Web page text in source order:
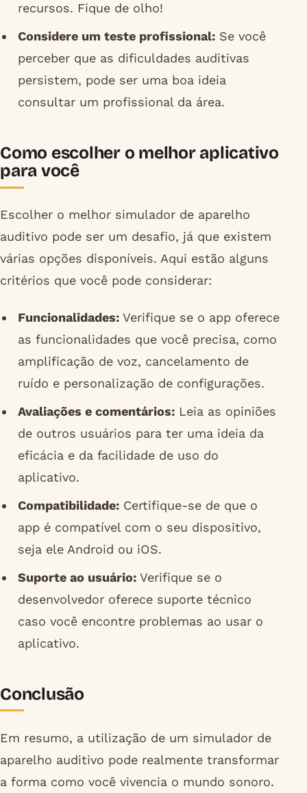
recursos. Fique de olho!
Considere um teste profissional:Se você
perceber que as dificuldades auditivas
persistem, pode ser uma boa ideia
consultar um profissional da área.
Como escolher o melhor aplicativo
para você
Escolher o melhor simulador de aparelho
auditivo pode ser um desafio, já que existem
várias opções disponíveis. Aqui estão alguns
critérios que você pode considerar:
Funcionalidades:Verifique se o app oferece
as funcionalidades que você precisa, como
amplificação de voz, cancelamento de
ruído e personalização de configurações.
Avaliações e comentários:Leia as opiniões
de outros usuários para ter uma ideia da
eficácia e da facilidade de uso do
aplicativo.
Compatibilidade:Certifique-se de que o
app é compatível com o seu dispositivo,
seja ele Android ou iOS.
Suporte ao usuário:Verifique se o
desenvolvedor oferece suporte técnico
caso você encontre problemas ao usar o
aplicativo.
Conclusão
Em resumo, a utilização de um simulador de
aparelho auditivo pode realmente transformar
a forma como você vivencia o mundo sonoro.